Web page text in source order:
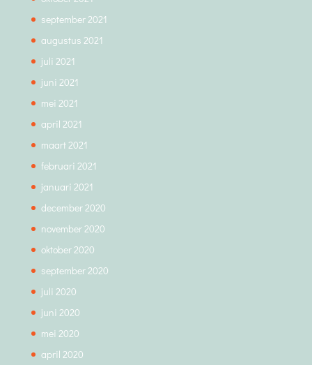
september 2021
augustus 2021
juli 2021
juni 2021
mei 2021
april 2021
maart 2021
februari 2021
januari 2021
december 2020
november 2020
oktober 2020
september 2020
juli 2020
juni 2020
mei 2020
april 2020